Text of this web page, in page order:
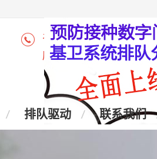
咨询热线：4006-028-965
座 机：028-87438905
排队驱动 联系我们